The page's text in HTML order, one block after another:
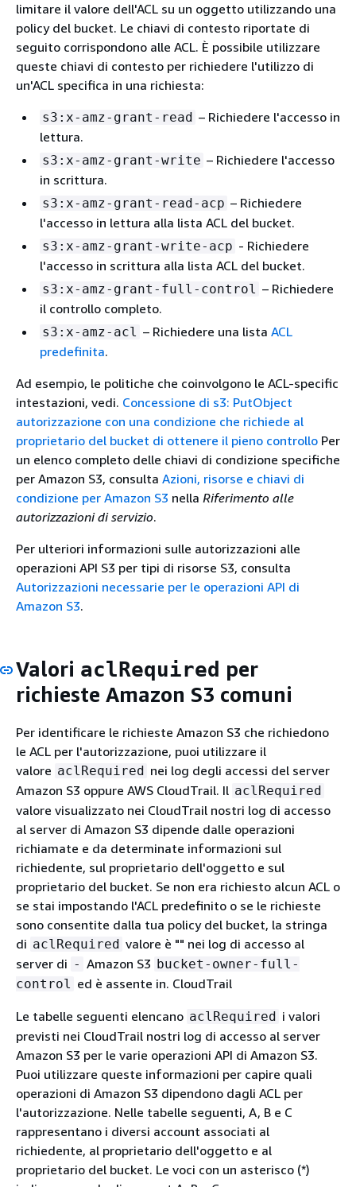
limitare il valore dell'ACL su un oggetto utilizzando una
policy del bucket. Le chiavi di contesto riportate di
seguito corrispondono alle ACL. È possibile utilizzare
queste chiavi di contesto per richiedere l'utilizzo di
un'ACL specifica in una richiesta:
s3:x-amz-grant-read – Richiedere l'accesso in
lettura.
s3:x-amz-grant-write – Richiedere l'accesso
in scrittura.
s3:x-amz-grant-read-acp – Richiedere
l'accesso in lettura alla lista ACL del bucket.
s3:x-amz-grant-write-acp ‐ Richiedere
l'accesso in scrittura alla lista ACL del bucket.
s3:x-amz-grant-full-control – Richiedere
il controllo completo.
s3:x-amz-acl – Richiedere una lista ACL
predefinita.
Ad esempio, le politiche che coinvolgono le ACL-specific
intestazioni, vedi. Concessione di s3: PutObject
autorizzazione con una condizione che richiede al
proprietario del bucket di ottenere il pieno controllo Per
un elenco completo delle chiavi di condizione specifiche
per Amazon S3, consulta Azioni, risorse e chiavi di
condizione per Amazon S3 nella Riferimento alle
autorizzazioni di servizio.
Per ulteriori informazioni sulle autorizzazioni alle
operazioni API S3 per tipi di risorse S3, consulta
Autorizzazioni necessarie per le operazioni API di
Amazon S3.
Valori aclRequired per
richieste Amazon S3 comuni
Per identificare le richieste Amazon S3 che richiedono
le ACL per l'autorizzazione, puoi utilizzare il
valore aclRequired nei log degli accessi del server
Amazon S3 oppure AWS CloudTrail. Il aclRequired
valore visualizzato nei CloudTrail nostri log di accesso
al server di Amazon S3 dipende dalle operazioni
richiamate e da determinate informazioni sul
richiedente, sul proprietario dell'oggetto e sul
proprietario del bucket. Se non era richiesto alcun ACL o
se stai impostando l'ACL predefinito o se le richieste
sono consentite dalla tua policy del bucket, la stringa
di aclRequired valore è "" nei log di accesso al
server di - Amazon S3 bucket-owner-full-
control
ed è assente in. CloudTrail
Le tabelle seguenti elencano aclRequired i valori
previsti nei CloudTrail nostri log di accesso al server
Amazon S3 per le varie operazioni API di Amazon S3.
Puoi utilizzare queste informazioni per capire quali
operazioni di Amazon S3 dipendono dagli ACL per
l'autorizzazione. Nelle tabelle seguenti, A, B e C
rappresentano i diversi account associati al
richiedente, al proprietario dell'oggetto e al
proprietario del bucket. Le voci con un asterisco (*)